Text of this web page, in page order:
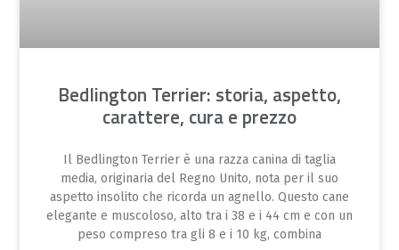
Bedlington Terrier: storia, aspetto,
carattere, cura e prezzo
Il Bedlington Terrier è una razza canina di taglia
media, originaria del Regno Unito, nota per il suo
aspetto insolito che ricorda un agnello. Questo cane
elegante e muscoloso, alto tra i 38 e i 44 cm e con un
peso compreso tra gli 8 e i 10 kg, combina